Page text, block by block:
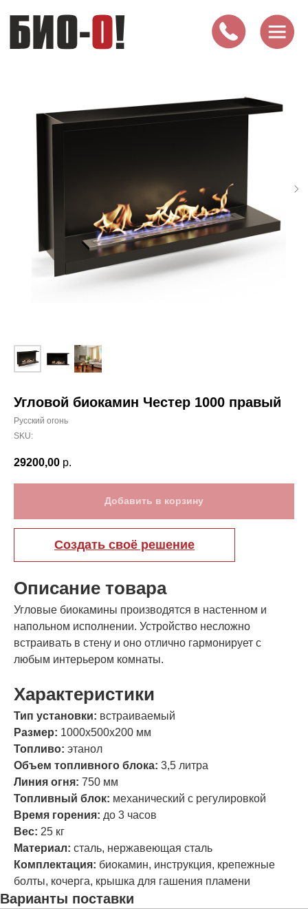
Угловой биокамин Честер 1000 правый
Русский огонь
SKU:
29200,00 р.
Добавить в корзину
Создать своё решение
Описание товара
Угловые биокамины производятся в настенном и
напольном исполнении. Устройство несложно
встраивать в стену и оно отлично гармонирует с
любым интерьером комнаты.
Характеристики
Тип установки: встраиваемый
Размер: 1000х500х200 мм
Топливо: этанол
Объем топливного блока: 3,5 литра
Линия огня: 750 мм
Топливный блок: механический с регулировкой
Время горения: до 3 часов
Вес: 25 кг
Материал: сталь, нержавеющая сталь
Комплектация: биокамин, инструкция, крепежные
болты, кочерга, крышка для гашения пламени
Варианты поставки